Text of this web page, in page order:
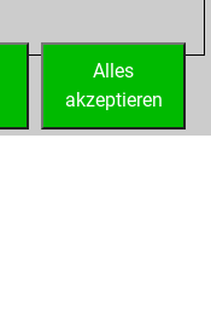
Alles
akzeptieren